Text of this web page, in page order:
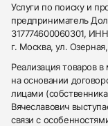
Услуги по поиску и
предприниматель
317774600060301,
г. Москва, ул.
Реализация товаров
на основании
лицами
Вячеславович
связи с